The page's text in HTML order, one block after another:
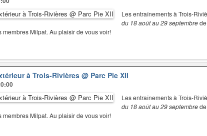
Les entraînements à Trois-
du 18 août au 29 septembre
membres Milpat. Au plaisir de vous voir!
à Trois-Rivières@ Parc Pie XII
Les entraînements à Trois-
du 18 août au 29 septembre
membres Milpat. Au plaisir de vous voir!